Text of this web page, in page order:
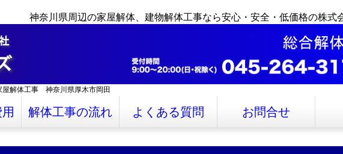
神奈川県周辺の家屋解体、建物解体工事なら安心・安全・低価格の株式
解体工事 神奈川県厚木市岡田
解体工事の流れ よくある質問 お問合せ